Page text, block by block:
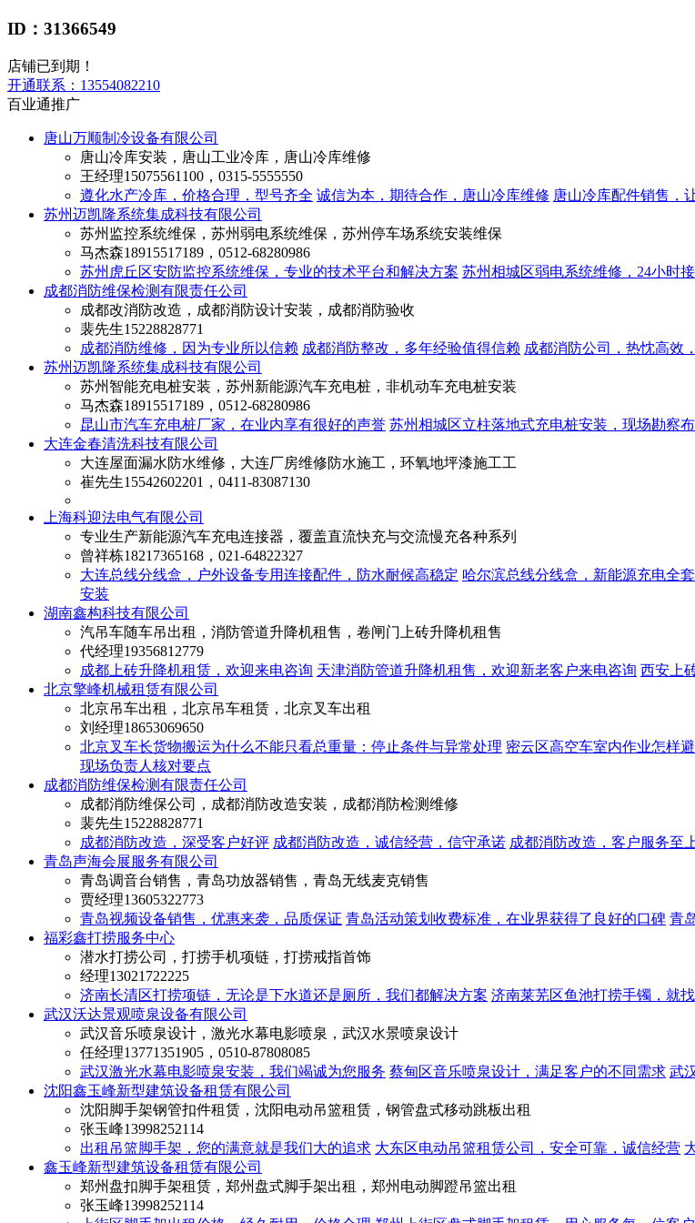
ID：31366549
店铺已到期！
开通联系： 13554082210
百业通推广
唐山万顺制冷设备有限公司
唐山冷库安装，唐山工业冷库，唐山冷库维修
王经理15075561100，0315-5555550
遵化水产冷库，价格合理，型号齐全 诚信为本，期待合作，唐山冷库维修 唐山冷库配件销售，
苏州迈凯隆系统集成科技有限公司
苏州监控系统维保，苏州弱电系统维保，苏州停车场系统安装维保
马杰森18915517189，0512-68280986
苏州虎丘区安防监控系统维保，专业的技术平台和解决方案 苏州相城区弱电系统维修，24小时
成都消防维保检测有限责任公司
成都改消防改造，成都消防设计安装，成都消防验收
裴先生15228828771
成都消防维修，因为专业所以信赖 成都消防整改，多年经验值得信赖 成都消防公司，热忱高效
苏州迈凯隆系统集成科技有限公司
苏州智能充电桩安装，苏州新能源汽车充电桩，非机动车充电桩安装
马杰森18915517189，0512-68280986
昆山市汽车充电桩厂家，在业内享有很好的声誉 苏州相城区立柱落地式充电桩安装，现场勘察
大连金春清洗科技有限公司
大连屋面漏水防水维修，大连厂房维修防水施工，环氧地坪漆施工工
崔先生15542602201，0411-83087130
上海科迎法电气有限公司
专业生产新能源汽车充电连接器，覆盖直流快充与交流慢充各种系列
曾祥栋18217365168，021-64822327
大连总线分线盒，户外设备专用连接配件，防水耐候高稳定 哈尔滨总线分线盒，新能源充电全
安装
湖南鑫构科技有限公司
汽吊车随车吊出租，消防管道升降机租售，卷闸门上砖升降机租售
代经理19356812779
成都上砖升降机租赁，欢迎来电咨询 天津消防管道升降机租售，欢迎新老客户来电咨询 西安上
北京擎峰机械租赁有限公司
北京吊车出租，北京吊车租赁，北京叉车出租
刘经理18653069650
北京叉车长货物搬运为什么不能只看总重量：停止条件与异常处理 密云区高空车室内作业怎样
现场负责人核对要点
成都消防维保检测有限责任公司
成都消防维保公司，成都消防改造安装，成都消防检测维修
裴先生15228828771
成都消防改造，深受客户好评 成都消防改造，诚信经营，信守承诺 成都消防改造，客户服务至
青岛声海会展服务有限公司
青岛调音台销售，青岛功放器销售，青岛无线麦克销售
贾经理13605322773
青岛视频设备销售，优惠来袭，品质保证 青岛活动策划收费标准，在业界获得了良好的口碑 青
福彩鑫打捞服务中心
潜水打捞公司，打捞手机项链，打捞戒指首饰
经理13021722225
济南长清区打捞项链，无论是下水道还是厕所，我们都解决方案 济南莱芜区鱼池打捞手镯，就
武汉沃达景观喷泉设备有限公司
武汉音乐喷泉设计，激光水幕电影喷泉，武汉水景喷泉设计
任经理13771351905，0510-87808085
武汉激光水幕电影喷泉安装，我们竭诚为您服务 蔡甸区音乐喷泉设计，满足客户的不同需求 武
沈阳鑫玉峰新型建筑设备租赁有限公司
沈阳脚手架钢管扣件租赁，沈阳电动吊篮租赁，钢管盘式移动跳板出租
张玉峰13998252114
出租吊篮脚手架，您的满意就是我们大的追求 大东区电动吊篮租赁公司，安全可靠，诚信经营
鑫玉峰新型建筑设备租赁有限公司
郑州盘扣脚手架租赁，郑州盘式脚手架出租，郑州电动脚蹬吊篮出租
张玉峰13998252114